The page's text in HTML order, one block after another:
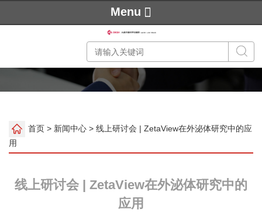
Menu
首页 > 新闻中心 > 线上研讨会 | ZetaView在外泌体研究中的应
用
线上研讨会 | ZetaView在外泌体研究中的
应用